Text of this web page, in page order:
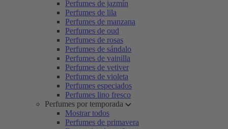
Perfumes de jazmín
Perfumes de lila
Perfumes de manzana
Perfumes de oud
Perfumes de rosas
Perfumes de sándalo
Perfumes de vainilla
Perfumes de vetiver
Perfumes de violeta
Perfumes especiados
Perfumes lino fresco
Perfumes por temporada
Mostrar todos
Perfumes de primavera